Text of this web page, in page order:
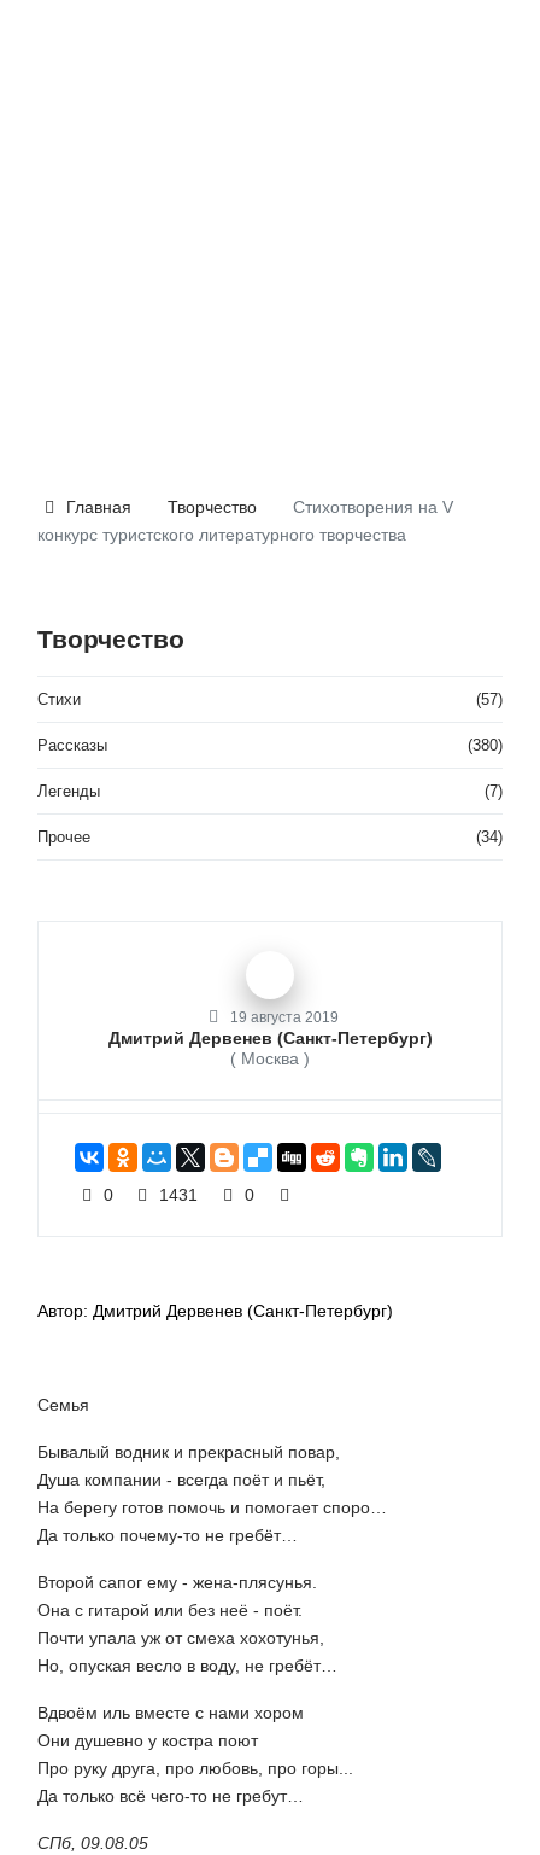
Главная Творчество
Стихотворения на V
конкурс туристского литературного творчества
Творчество
Стихи (57)
Рассказы (380)
Легенды (7)
Прочее (34)
19 августа 2019
Дмитрий Дервенев (Санкт-Петербург)
( Москва )
0 1431 0
Автор: Дмитрий Дервенев (Санкт-Петербург)
Семья
Бывалый водник и прекрасный повар,
Душа компании - всегда поёт и пьёт,
На берегу готов помочь и помогает споро…
Да только почему-то не гребёт…
Второй сапог ему - жена-плясунья.
Она с гитарой или без неё - поёт.
Почти упала уж от смеха хохотунья,
Но, опуская весло в воду, не гребёт…
Вдвоём иль вместе с нами хором
Они душевно у костра поют
Про руку друга, про любовь, про горы...
Да только всё чего-то не гребут…
СПб, 09.08.05